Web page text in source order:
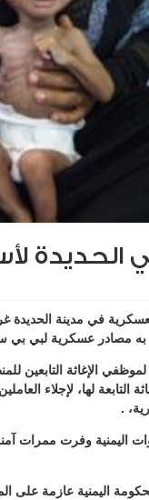
في مدينة الحديدة
به مصادر عسكرية لبي بي
الإغاثة التابعين
التابعة لها، لإجلاء
.
اليمنية وفرت ممرات
اليمنية عازمة على